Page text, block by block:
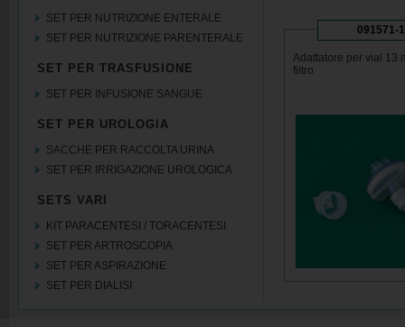
SET PER NUTRIZIONE ENTERALE
SET PER NUTRIZIONE PARENTERALE
SET PER TRASFUSIONE
SET PER INFUSIONE SANGUE
SET PER UROLOGIA
SACCHE PER RACCOLTA URINA
SET PER IRRIGAZIONE UROLOGICA
SETS VARI
KIT PARACENTESI / TORACENTESI
SET PER ARTROSCOPIA
SET PER ASPIRAZIONE
SET PER DIALISI
091571-
Adattatore per vial 13
filtro